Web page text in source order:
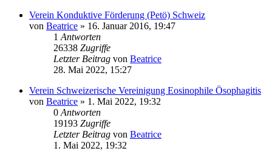
Verein Konduktive Förderung (Petö) Schweiz
von Beatrice » 16. Januar 2016, 19:47
1 Antworten
26338 Zugriffe
Letzter Beitrag von Beatrice
28. Mai 2022, 15:27
Verein Schweizerische Vereinigung Eosinophile Ösophagitis
von Beatrice » 1. Mai 2022, 19:32
0 Antworten
19193 Zugriffe
Letzter Beitrag von Beatrice
1. Mai 2022, 19:32